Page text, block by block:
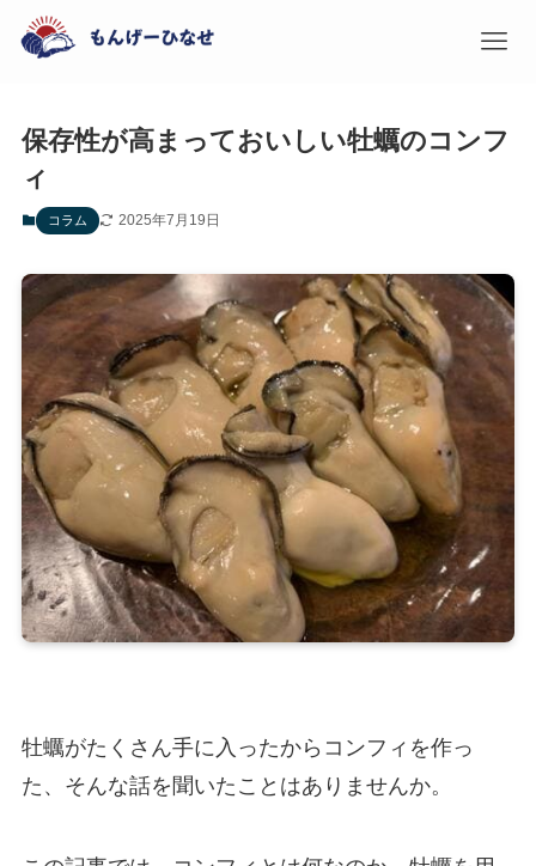
保存性が高まっておいしい牡蠣のコンフ
ィ
コラム 2025年7月19日
牡蠣がたくさん手に入ったからコンフィを作っ
た、そんな話を聞いたことはありませんか。